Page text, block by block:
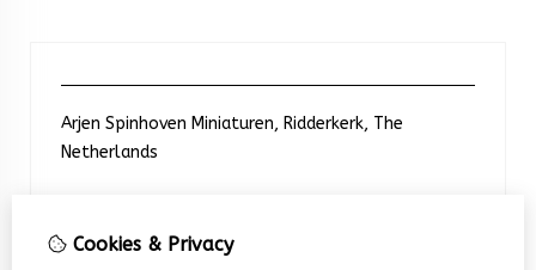
Arjen Spinhoven Miniaturen, Ridderkerk, The
Netherlands
Neem contact met ons op
Cookies & Privacy